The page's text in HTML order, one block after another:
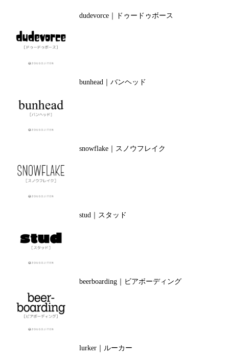
dudevorce｜ドゥードゥボース
bunhead｜バンヘッド
snowflake｜スノウフレイク
stud｜スタッド
beerboarding｜ビアボーディング
lurker｜ルーカー